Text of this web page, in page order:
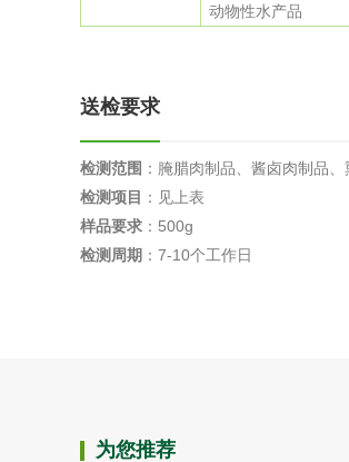
动物性水产品
送检要求
检测范围 ：腌腊肉制品、酱卤肉制品
检测项目
：见上表
样品要求 ：500g
检测周期 ：7-10个工作日
为您推荐